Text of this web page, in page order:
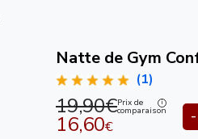
Natte de Gym
(1)
19,90€Prix de
comparaison
16,60€